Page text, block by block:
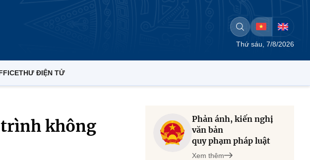
Thứ sáu, 7/8/2026
THƯ ĐIỆN TỬ
không
Phản ánh, kiến nghị
văn bản
quy phạm pháp luật
Xem thêm